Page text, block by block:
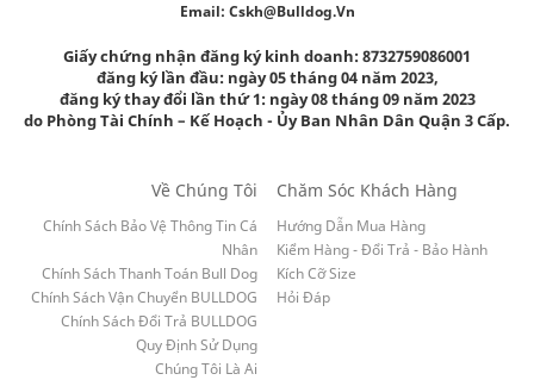
Email: Cskh@bulldog.vn
Giấy chứng nhận đăng ký kinh doanh: 8732759086001
đăng ký lần đầu: ngày 05 tháng 04 năm 2023,
đăng ký thay đổi lần thứ 1: ngày 08 tháng 09 năm 2023
do Phòng Tài Chính – Kế Hoạch - Ủy Ban Nhân Dân Quận 3 Cấp.
Về Chúng Tôi
Chính Sách Bảo Vệ Thông Tin Cá
Nhân
Chính Sách Thanh Toán Bull Dog
Chính Sách Vận Chuyển BULLDOG
Chính Sách Đổi Trả BULLDOG
Quy Định Sử Dụng
Chúng Tôi Là Ai
Chăm Sóc Khách Hàng
Hướng Dẫn Mua Hàng
Kiểm Hàng - Đổi Trả - Bảo Hành
Kích Cỡ Size
Hỏi Đáp